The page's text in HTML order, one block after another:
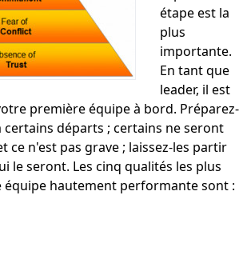
étape est la
plus
importante.
En tant que
leader, il est
première équipe à bord. Préparez-
certains départs ; certains ne seront
ce n'est pas grave ; laissez-les partir
le seront. Les cinq qualités les plus
équipe hautement performante sont :